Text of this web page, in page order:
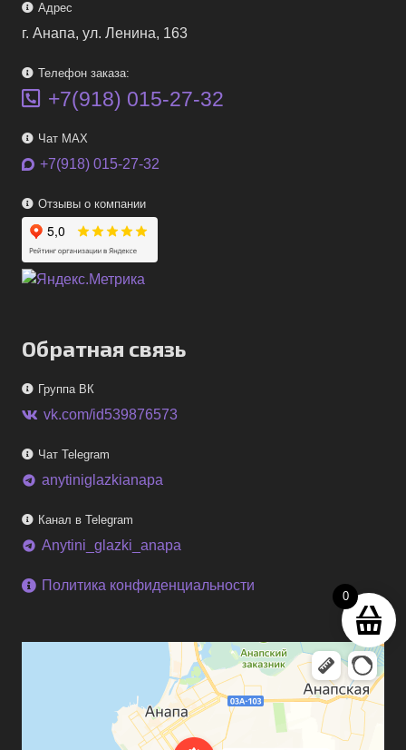
0
Адрес
г. Анапа, ул. Ленина, 163
Телефон заказа:
+7(918) 015-27-32
Чат MAX
+7(918) 015-27-32
Отзывы о компании
Обратная связь
Группа ВК
vk.com/id539876573
Чат Telegram
telegram anytiniglazkianapa
Канал в Telegram
telegram Anytini_glazki_anapa
Политика конфиденциальности